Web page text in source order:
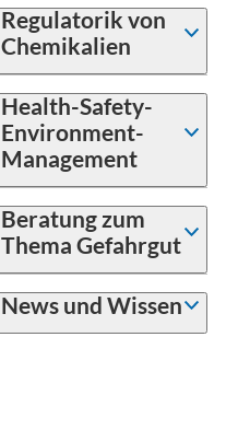
Regulatorik von
Chemikalien
Health-Safety-
Environment-
Management
Beratung zum
Thema Gefahrgut
News und Wissen